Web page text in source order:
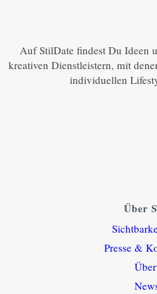
Auf StilDate findest Du Ideen
kreativen Dienstleistern, mit
individuellen
Über
Presse &